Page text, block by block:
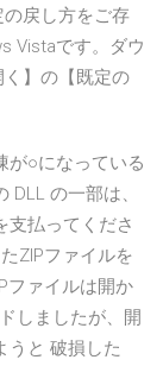
戻し方をご存
Vistaです。ダウ
】の【既定の
が○になっている
の一部は、
支払ってくださ
ZIPファイルを
ファイルは開か
しましたが、開
うと 破損した